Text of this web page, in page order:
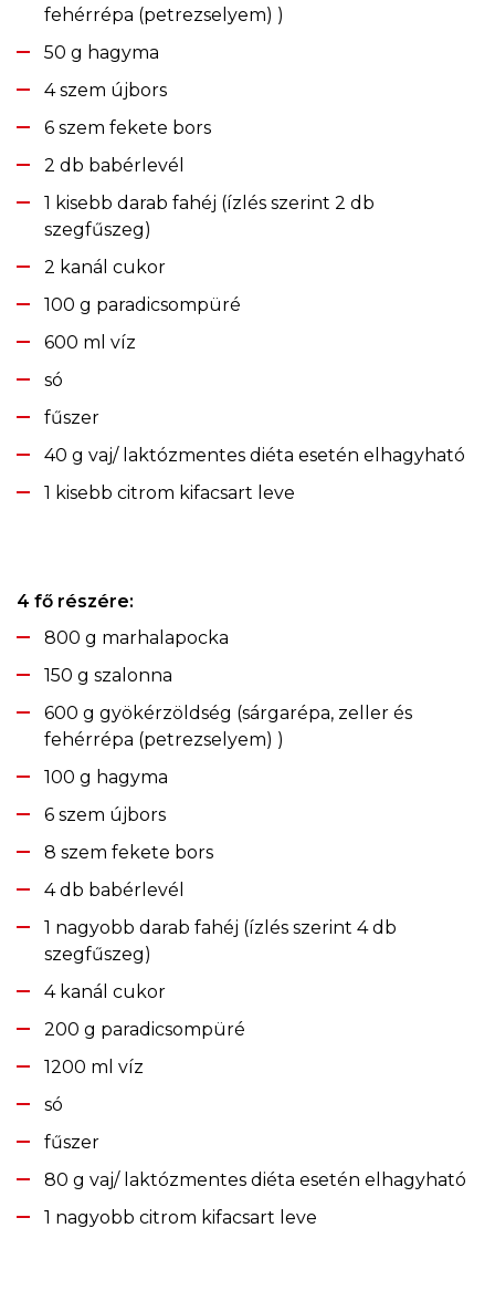
fehérrépa (petrezselyem) )
50 g hagyma
4 szem újbors
6 szem fekete bors
2 db babérlevél
1 kisebb darab fahéj (ízlés szerint 2 db
szegfűszeg)
2 kanál cukor
100 g paradicsompüré
600 ml víz
só
fűszer
40 g vaj/ laktózmentes diéta esetén elhagyható
1 kisebb citrom kifacsart leve
4 fő részére:
800 g marhalapocka
150 g szalonna
600 g gyökérzöldség (sárgarépa, zeller és
fehérrépa (petrezselyem) )
100 g hagyma
6 szem újbors
8 szem fekete bors
4 db babérlevél
1 nagyobb darab fahéj (ízlés szerint 4 db
szegfűszeg)
4 kanál cukor
200 g paradicsompüré
1200 ml víz
só
fűszer
80 g vaj/ laktózmentes diéta esetén elhagyható
1 nagyobb citrom kifacsart leve